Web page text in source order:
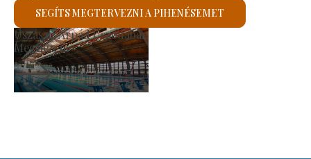
SEGÍTS MEGTERVEZNI A PIHENÉSEMET
Termelői Piac
Megnézem